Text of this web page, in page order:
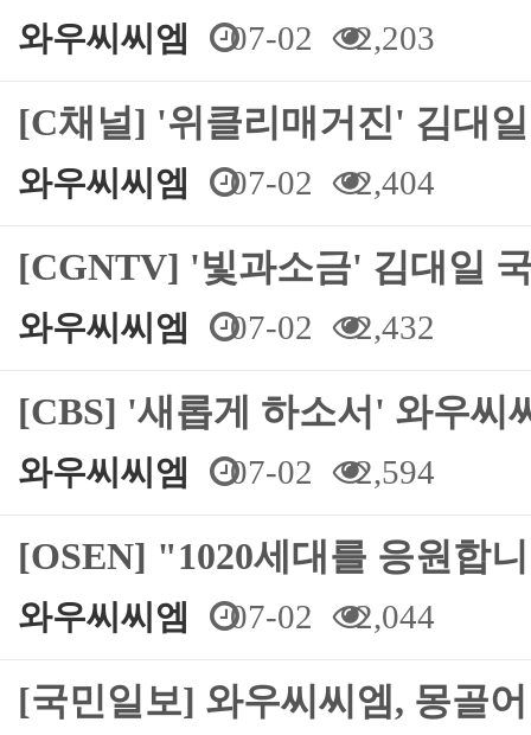
와우씨씨엠 07-02 2,203
[C채널] '위클리매거진' 김대
와우씨씨엠 07-02 2,404
[CGNTV] '빛과소금' 김대일
와우씨씨엠 07-02 2,432
[CBS] '새롭게 하소서' 와우씨
와우씨씨엠 07-02 2,594
[OSEN] "1020세대를 응원합
와우씨씨엠 07-02 2,044
[국민일보] 와우씨씨엠, 몽골